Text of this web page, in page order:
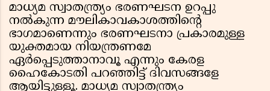
മാധ്യമ സ്വാതന്ത്ര്യം ഭരണഘടന ഉറപ്പു
നല്‍കുന്ന മൗലികാവകാശത്തിന്റെ
ഭാഗമാണെന്നും ഭരണഘടനാ പ്രകാരമുള്ള
യുക്തമായ നിയന്ത്രണമേ
ഏര്‍പ്പെടുത്താനാവൂ എന്നും കേരള
ഹൈകോടതി പറഞ്ഞിട്ട് ദിവസങ്ങളേ
ആയിട്ടുള്ളൂ. മാധ്യമ സ്വാതന്ത്ര്യം